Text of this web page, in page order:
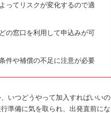
ってリスクが変化するので適
の窓口を利用して申込みが可
件や補償の不足に注意が必要
いつどうやって加入すればいいの
準備に気を取られ、出発直前にな